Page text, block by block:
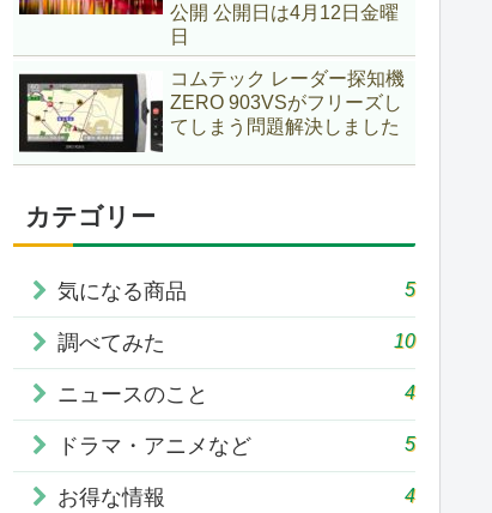
公開 公開日は4月12日金曜
日
コムテック レーダー探知機
ZERO 903VSがフリーズし
てしまう問題解決しました
カテゴリー
気になる商品 5
調べてみた 10
ニュースのこと 4
ドラマ・アニメなど 5
お得な情報 4